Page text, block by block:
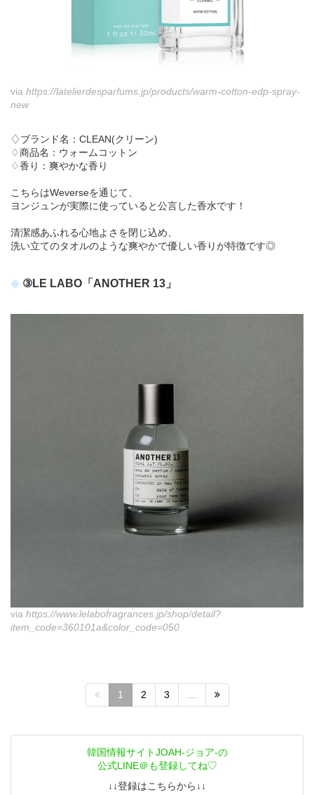
via https://latelierdesparfums.jp/products/warm-cotton-edp-spray-
new
♢ブランド名：CLEAN(クリーン)
♢商品名：ウォームコットン
♢香り：爽やかな香り
こちらはWeverseを通じて、
ヨンジュンが実際に使っていると公言した香水です！
清潔感あふれる心地よさを閉じ込め、
洗い立てのタオルのような爽やかで優しい香りが特徴です◎
③LE LABO「ANOTHER 13」
via https://www.lelabofragrances.jp/shop/detail?
item_code=360101a&color_code=050
1 2 3 …
韓国情報サイトJOAH-ジョア-の
公式LINE＠も登録してね♡
↓↓登録はこちらから↓↓